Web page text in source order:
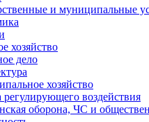
и муниципальные
хозяйство
дело
хозяйство
воздействия
оборона, ЧС и